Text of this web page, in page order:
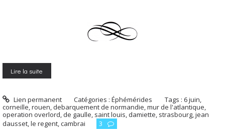
Lire la suite
Lien permanent Catégories :Éphémérides Tags : 6 juin,
corneille,rouen, debarquement de normandie,mur de l'atlantique,
operation overlord, de gaulle, saint louis, damiette, strasbourg,jean
dausset,le regent,cambrai 3